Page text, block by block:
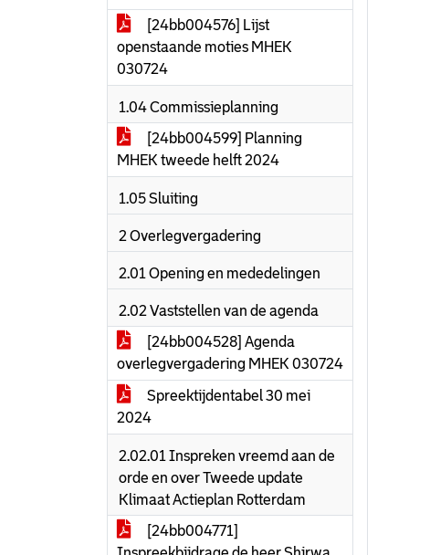
[24bb004576] Lijst
openstaande moties MHEK
030724
1.04 Commissieplanning
[24bb004599] Planning
MHEK tweede helft 2024
1.05 Sluiting
2 Overlegvergadering
2.01 Opening en mededelingen
2.02 Vaststellen van de agenda
[24bb004528] Agenda
overlegvergadering MHEK 030724
Spreektijdentabel 30 mei
2024
2.02.01 Inspreken vreemd aan de
orde en over Tweede update
Klimaat Actieplan Rotterdam
[24bb004771]